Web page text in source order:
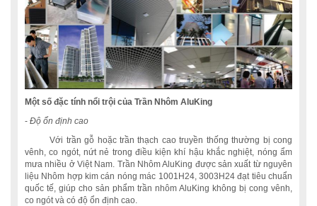
Một số đặc tính nổi trội của Trần Nhôm AluKing
- Độ ổn định cao
Với trần gỗ hoặc trần thạch cao truyền thống thường bị cong
vênh, co ngót, nứt nẻ trong điều kiện khí hậu khắc nghiệt, nóng ẩm
mưa nhiều ở Việt Nam. Trần Nhôm AluKing được sản xuất từ nguyên
liệu Nhôm hợp kim cán nóng mác 1001H24, 3003H24 đạt tiêu chuẩn
quốc tế, giúp cho sản phẩm trần nhôm AluKing không bị cong vênh,
co ngót và có độ ổn định cao.